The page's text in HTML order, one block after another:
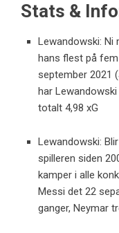
Stats &
Lewandowski: Ni
hans flest på
september 2021
har
totalt 4,98 xG
Lewandowski:
spilleren siden
kamper i alle
Messi det 22
ganger, Neymar